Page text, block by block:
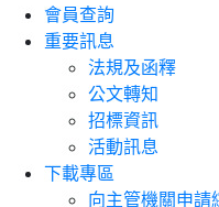
會員查詢
重要訊息
法規及函釋
公文轉知
招標資訊
活動訊息
下載專區
向主管機關申請